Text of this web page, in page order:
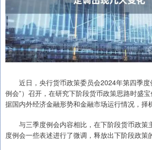
近日，央行货币政策委员会2024年第四季度
例会”）召开，在研究下阶段货币政策思路时盛
据国内外经济金融形势和金融市场运行情况，择
与三季度例会内容相比，在下阶段货币政策
度例会一些表述进行了微调，释放出下阶段政策